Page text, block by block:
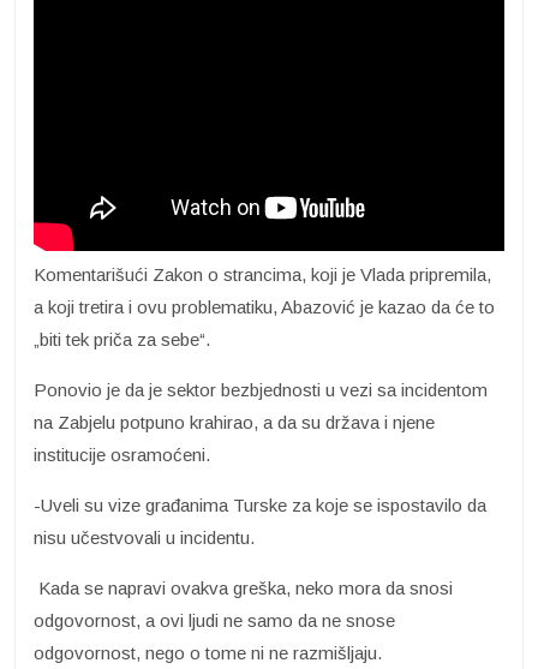
Komentarišući Zakon o strancima, koji je Vlada pripremila,
a koji tretira i ovu problematiku, Abazović je kazao da će to
„biti tek priča za sebe“.
Ponovio je da je sektor bezbjednosti u vezi sa incidentom
na Zabjelu potpuno krahirao, a da su država i njene
institucije osramoćeni.
-Uveli su vize građanima Turske za koje se ispostavilo da
nisu učestvovali u incidentu.
Kada se napravi ovakva greška, neko mora da snosi
odgovornost, a ovi ljudi ne samo da ne snose
odgovornost, nego o tome ni ne razmišljaju.